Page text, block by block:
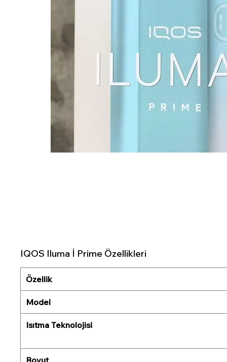
IQOS Iluma İ Prime Özellikleri
Özellik
Model
Isıtma Teknolojisi
Boyut